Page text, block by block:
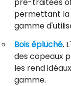
permettant la
gamme
Bois épluché.
des copeaux
les rend
gamme.